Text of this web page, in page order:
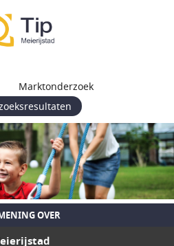
Marktonderzoek
OVER